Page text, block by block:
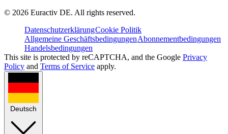
© 2026 Euractiv DE. All rights reserved.
DatenschutzerklärungCookie Politik
Allgemeine GeschäftsbedingungenAbonnementbedingungen
Handelsbedingungen
This site is protected by reCAPTCHA, and the Google Privacy
Policy and Terms of Service apply.
Deutsch